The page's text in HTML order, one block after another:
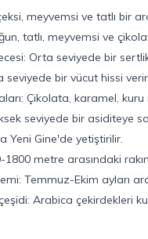
meyvemsi ve tatlı bir
tatlı, meyvemsi ve
Orta seviyede bir
seviyede bir vücut hissi
Çikolata, karamel,
seviyede bir asiditeye
Yeni Gine'de yetiştirilir.
1800 metre arasındaki
Temmuz-Ekim ayları
Arabica çekirdekleri